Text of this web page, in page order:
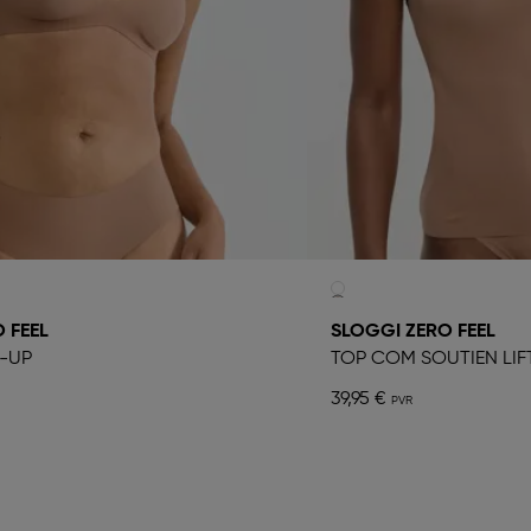
FEEL
UP
SLOGGI ZERO FEEL
TOP COM SOUTIEN
39,95 €